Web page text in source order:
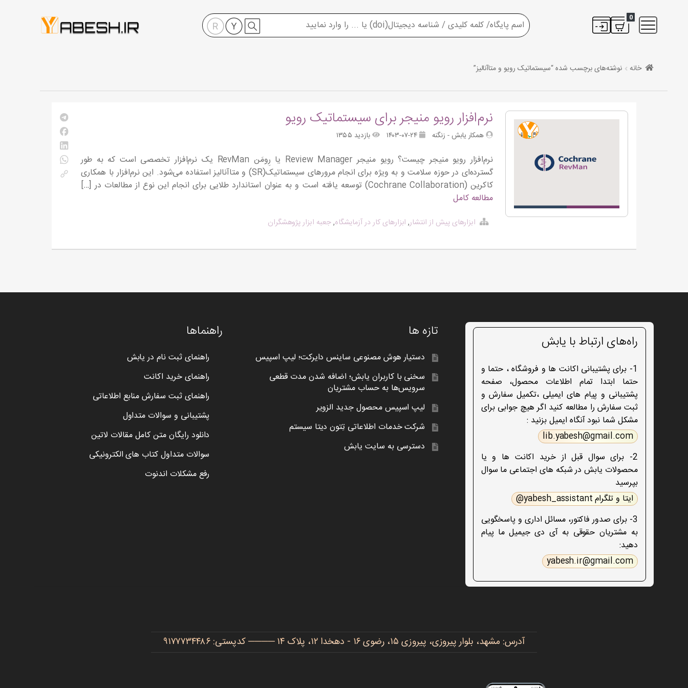
0
خانه نوشته‌های برچسب شده “سیستماتیک رویو و متاآنالیز”
نرم‌افزار رویو منیجر برای سیستماتیک رویو
همکار یابش - زنگنه ۱۴۰۳-۰۷-۲۴ بازدید ۱۳۵۵
نرم‌افزار رویو منیجر چیست؟ رویو منیجر Review Manager یا رِومَن RevMan یک نرم‌افزار تخصصی است که به طور
گسترده‌ای در حوزه سلامت و به ویژه برای انجام مرورهای سیستماتیک(SR) و متاآنالیز استفاده می‌شود. این نرم‌افزار با همکاری
کاکرین (Cochrane Collaboration) توسعه یافته است و به عنوان استاندارد طلایی برای انجام این نوع از مطالعات در […]
مطالعه کامل
ابزارهای پیش از انتشار, ابزارهای کار در آزمایشگاه,جعبه ابزار پژوهشگران
راه‌های ارتباط با یابش
1- برای پشتیبانی اکانت ها و فروشگاه ، حتما و
حتما ابتدا تمام اطلاعات محصول، صفحه
پشتیبانی و پیام های ایمیلی ،تکمیل سفارش و
ثبت سفارش را مطالعه کنید اگر هیچ جوابی برای
مشکل شما نبود آنگاه ایمیل بزنید :
lib.yabesh@gmail.com
2- برای سوال قبل از خرید اکانت ها و یا
محصولات یابش در شبکه های اجتماعی ما سوال
بپرسید
ایتا و تلگرام yabesh_assistant@
3- برای صدور فاکتور، مسائل اداری و پاسخگویی
به مشتریان حقوقی به آی دی جیمیل ما پیام
دهید:
yabesh.ir@gmail.com
تازه ها
دستیار هوش مصنوعی ساینس دایرکت؛ لیپ اسپیس
سخنی با کاربران یابش؛ اضافه شدن مدت قطعی
سرویس‌ها به حساب مشتریان
لیپ اسپیس محصول جدید الزویر
شرکت خدمات اطلاعاتی تِتون دیتا سیستم
دسترسی به سایت یابش
راهنماها
راهنمای ثبت نام در یابش
راهنمای خرید اکانت
راهنمای ثبت سفارش منابع اطلاعاتی
پشتیبانی و سوالات متداول
دانلود رایگان متن کامل مقالات لاتین
سوالات متداول کتاب های الکترونیکی
رفع مشکلات اندنوت
آدرس: مشهد، بلوار پیروزی، پیروزی ۱۵، رضوی ۱۶ - دهخدا ۱۲، پلاک ۱۴ ──── کدپستی: ۹۱۷۷۷۳۴۴۸۶